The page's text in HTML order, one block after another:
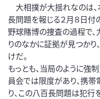
大相撲が大揺れなのは、
長問題を報じる２月８日付
野球賭博の捜査の過程で
りのなかに証拠が見つか
けだ。
もっとも、当局のように
員会では限度があり、携
り、この八百長問題は犯行